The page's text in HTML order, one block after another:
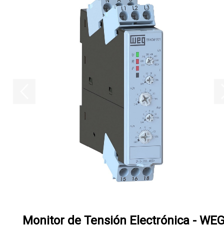
Monitor de Tensión Electrónica -